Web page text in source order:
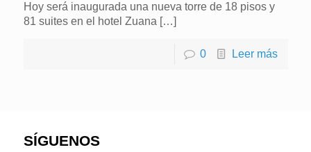
Hoy será inaugurada una nueva torre de 18 pisos y
81 suites en el hotel Zuana […]
0 Leer más
SÍGUENOS